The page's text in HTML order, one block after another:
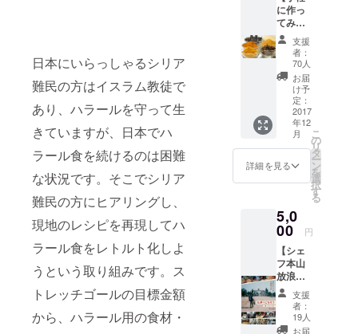
日本にいらっしゃるシリア
難民の方はイスラム教徒で
あり、ハラールを守って生
きていますが、日本でハ
ラール食を続けるのは困難
な状況です。そこでシリア
難民の方にヒアリングし、
現地のレシピを再現してハ
ラール食をレトルト化しよ
うという取り組みです。ス
トレッチゴールの目標金額
から、ハラール用の食材・
「世界の料
理で世界を
平和にす
る」と言う
メッセージ
を伝えた。
その後、17
年続けてき
たレストラ
ンを盛業中
ずいきなり
閉店。もっ
と世界の歴
史や文化を
伝えたい
と、世界の
料理のレト
円を含
む金額
です）
※画像は
一例で
す
に作っ
てみた
い人向
け】オ
リジナ
ルスパ
イス＋
レトル
トセッ
ト ・完
成した
レシピ
ブック
・世界
のレト
リーズ
からお
すすめ
を1品
・シル
クロー
ドのケ
バブス
パイス
実は
支援
者：
70人
お届
け予
定：
2017
年12
月
詳細を見る
こ
の
リ
タ
ー
ン
を
選
択
す
る
5,0
00 円
【シェ
フ本山
放浪記
との
セッ
ト】 ・
完成し
支援
者：
19人
お届